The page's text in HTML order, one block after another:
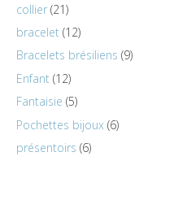
collier 21
bracelet 12
Bracelets brésiliens 9
Enfant 12
Fantaisie 5
Pochettes bijoux 6
présentoirs 6